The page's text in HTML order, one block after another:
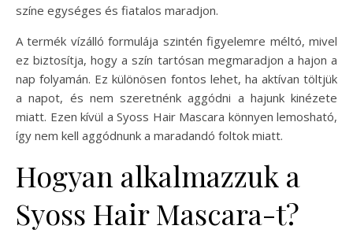
színe egységes és fiatalos maradjon.
A termék vízálló formulája szintén figyelemre méltó, mivel
ez biztosítja, hogy a szín tartósan megmaradjon a hajon a
nap folyamán. Ez különösen fontos lehet, ha aktívan töltjük
a napot, és nem szeretnénk aggódni a hajunk kinézete
miatt. Ezen kívül a Syoss Hair Mascara könnyen lemosható,
így nem kell aggódnunk a maradandó foltok miatt.
Hogyan alkalmazzuk a
Syoss Hair Mascara-t?